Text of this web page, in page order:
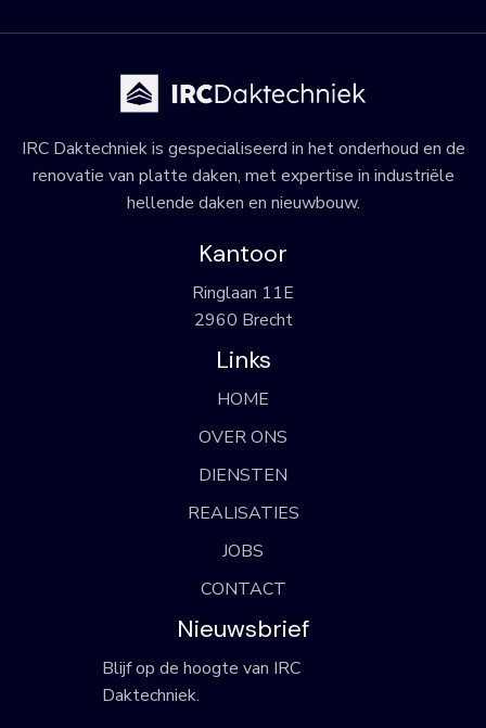
IRC Daktechniek is gespecialiseerd in het onderhoud en de
renovatie van platte daken, met expertise in industriële
hellende daken en nieuwbouw.
Kantoor
Ringlaan 11E
2960 Brecht
Links
HOME
OVER ONS
DIENSTEN
REALISATIES
JOBS
CONTACT
Nieuwsbrief
Blijf op de hoogte van IRC
Daktechniek.